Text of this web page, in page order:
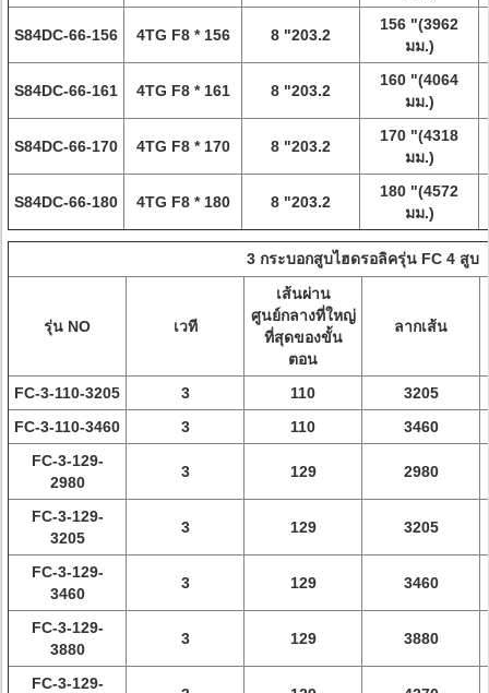
S84DC-66-156 4TG F8 * 156 8 "203.2
156 "(3962
มม.)
S84DC-66-161 4TG F8 * 161 8 "203.2
160 "(4064
มม.)
S84DC-66-170 4TG F8 * 170 8 "203.2
170 "(4318
มม.)
S84DC-66-180 4TG F8 * 180 8 "203.2
180 "(4572
มม.)
3 กระบอกสูบไฮดรอลิครุ่น FC 4 สูบ
รุ่น NO เวที
เส้นผ่าน
ศูนย์กลางที่ใหญ่
ที่สุดของขั้น
ตอน
ลากเส้น
FC-3-110-3205 3 110
3205
FC-3-110-3460
3 110
3460
FC-3-129-
2980
3 129 2980
FC-3-129-
3205
3 129 3205
FC-3-129-
3460
3 129 3460
FC-3-129-
3880
3 129 3880
FC-3-129-